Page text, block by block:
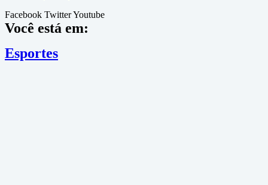
Facebook TwitterYoutube
Você está em:
Esportes